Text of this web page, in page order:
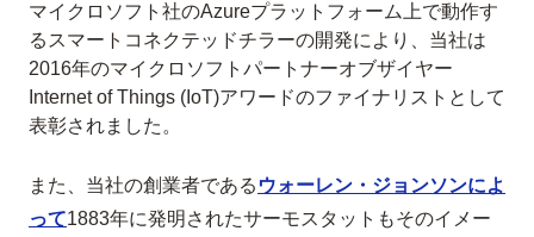
マイクロソフト社のAzureプラットフォーム上で動作す
るスマートコネクテッドチラーの開発により、当社は
2016年のマイクロソフトパートナーオブザイヤー
Internet of Things (IoT)アワードのファイナリストとして
表彰されました。
また、当社の創業者である ウォーレン・ジョンソンによ
って1883年に発明されたサーモスタットもそのイメー